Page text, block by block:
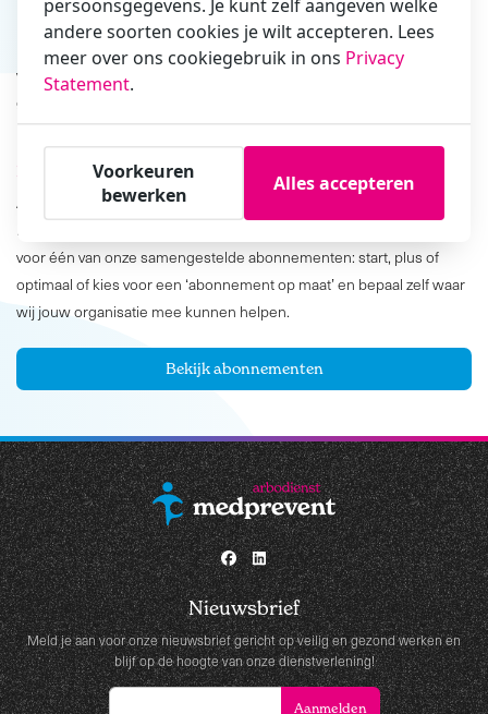
Een effectief verzuimbeleid schept duidelijkheid en helpt bij het
verlagen van verzuim. Het verzuimbeleid dient als basis voor een
goed arbobeleid binnen je organisatie.
Hoe?
Als je kiest voor de verzuimbegeleiding van Arbodienst Medprevent
voor één van onze samengestelde abonnementen: start, plus of
optimaal of kies voor een ‘abonnement op maat’ en bepaal zelf waar
wij jouw organisatie mee kunnen helpen.
Bekijk abonnementen
Nieuwsbrief
Meld je aan voor onze nieuwsbrief gericht op veilig en gezond werken en
blijf op de hoogte van onze dienstverlening!
persoonsgegevens. Je kunt zelf aangeven welke
andere soorten cookies je wilt accepteren. Lees
meer over ons cookiegebruik in ons Privacy
Statement.
Voorkeuren
bewerken
Alles accepteren